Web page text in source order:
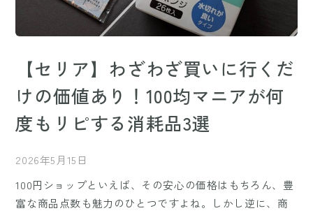
【セリア】わざわざ買いに行くだ
けの価値あり！100均マニアが何
度もリピする消耗品3選
2026年5月15日
100円ショップといえば、その安心の価格はもちろん、豊
富な商品点数も魅力のひとつですよね。しかし逆に、商